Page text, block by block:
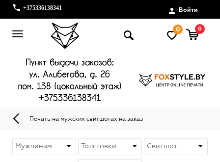
+375336138341 Войти
0 0
Печать на мужских свитшотах на заказ